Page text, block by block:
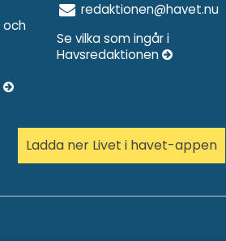
och
redaktionen@havet.nu
Se vilka som ingår i
Havsredaktionen
Ladda ner Livet i havet-appen